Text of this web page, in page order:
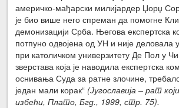
америчко-мађарски милијардер Џорџ
је био више него спреман да помогне
демонизацији Срба. Његова експертска
потпуно одвојена од УН и није деловала
при католичком универзитету Де Пол у
зверстава која је наводила експертска
оснивања Суда за ратне злочине,
један мали корак“ (Југославија – рат
избећи, Плато, Бгд., 1999, стр. 75).